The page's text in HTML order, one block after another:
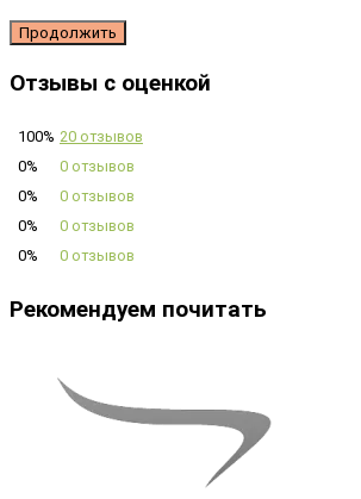
Продолжить
Отзывы с оценкой
100% 20 отзывов
0%
0 отзывов
0%
0 отзывов
0%
0 отзывов
0%
0 отзывов
Рекомендуем почитать